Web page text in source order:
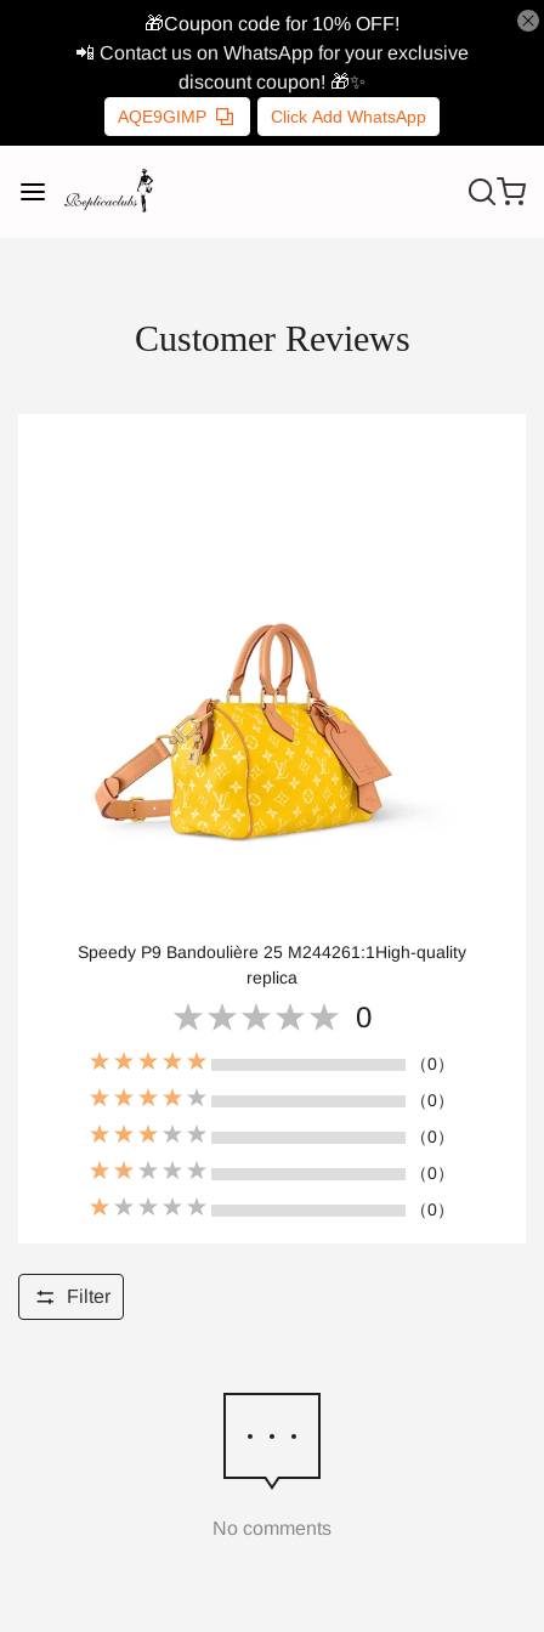
🎁Coupon code for 10% OFF!
📲 Contact us on WhatsApp for your exclusive
discount coupon! 🎁✨
AQE9GIMP Click Add WhatsApp
Customer Reviews
Speedy P9 Bandoulière 25 M244261:1High-quality
replica
0
（0）
（0）
（0）
（0）
（0）
Filter
No comments